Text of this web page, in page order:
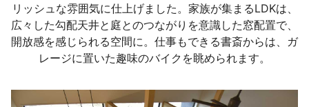
リッシュな雰囲気に仕上げました。家族が集まるLDKは、
広々した勾配天井と庭とのつながりを意識した窓配置で、
開放感を感じられる空間に。仕事もできる書斎からは、ガ
レージに置いた趣味のバイクを眺められます。